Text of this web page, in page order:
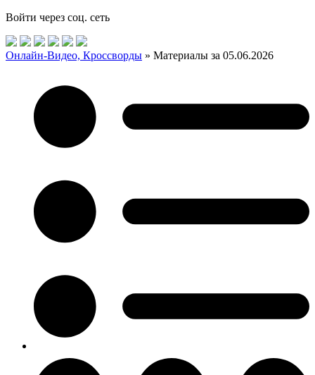
Войти через соц. сеть
Онлайн-Видео, Кроссворды » Материалы за 05.06.2026